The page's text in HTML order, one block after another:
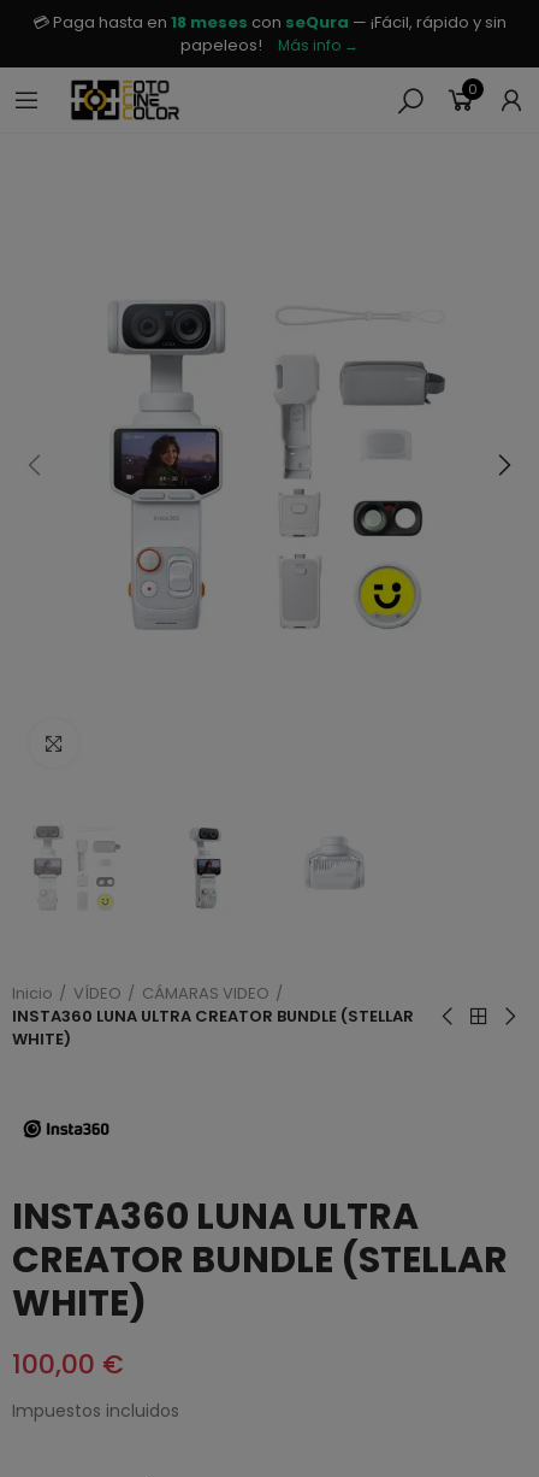
💳 Paga hasta en 18 meses con seQura — ¡Fácil, rápido y sin
papeleos!
Más info →
0
Inicio VÍDEO
CÁMARAS VIDEO
INSTA360 LUNA ULTRA CREATOR BUNDLE (STELLAR
WHITE)
INSTA360 LUNA ULTRA
CREATOR BUNDLE (STELLAR
WHITE)
100,00 €
Impuestos incluidos